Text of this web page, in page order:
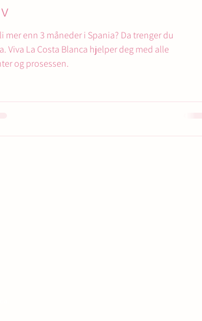
mer enn 3 måneder i Spania? Da trenger du
Viva La Costa Blanca hjelper deg med alle
og prosessen.